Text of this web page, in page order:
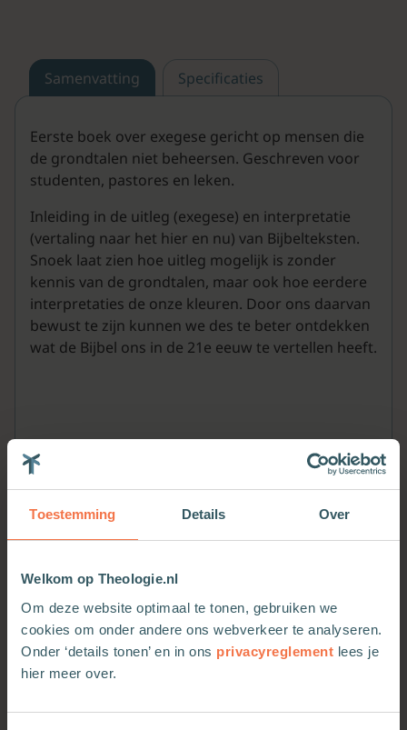
Toestemming Details Over
Welkom op Theologie.nl
Om deze website optimaal te tonen, gebruiken we
cookies om onder andere ons webverkeer te analyseren.
Onder ‘details tonen’ en in ons privacyreglement lees je
hier meer over.
Samenvatting Specificaties
Eerste boek over exegese gericht op mensen die
de grondtalen niet beheersen. Geschreven voor
studenten, pastores en leken.
Inleiding in de uitleg (exegese) en interpretatie
(vertaling naar het hier en nu) van Bijbelteksten.
Snoek laat zien hoe uitleg mogelijk is zonder
kennis van de grondtalen, maar ook hoe eerdere
interpretaties de onze kleuren. Door ons daarvan
bewust te zijn kunnen we des te beter ontdekken
wat de Bijbel ons in de 21e eeuw te vertellen heeft.
Meer van deze auteur